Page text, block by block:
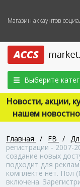
Магазин аккаунтов
Выберите
Новости, акции,
нашем
Главная / FB /
регистрации - 2007-
создание новых
подходит для
комплекте нет. Пол
включена.